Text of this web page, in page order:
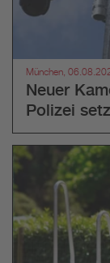
München,
Neuer
Polizei